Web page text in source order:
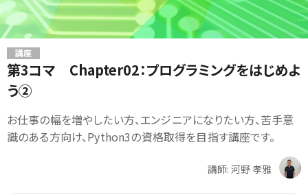
講座
第3コマ Chapter02：プログラミングをはじめよ
う②
お仕事の幅を増やしたい方、エンジニアになりたい方、苦手意
識のある方向け、Python3の資格取得を目指す講座です。
講師: 河野 孝雅